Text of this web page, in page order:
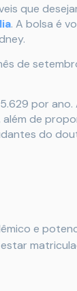
que
. A bolsa é
de
por
de
do
e